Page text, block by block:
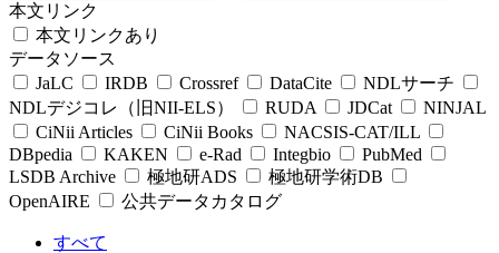
本文リンク
本文リンクあり
データソース
JaLC
IRDB Crossref DataCite
NDLサーチ
NDLデジコレ（旧NII-ELS）
RUDA JDCat
NINJAL
CiNii Articles
CiNii Books
NACSIS-CAT/ILL
DBpedia
KAKEN e-Rad Integbio
PubMed
LSDB Archive
極地研ADS
極地研学術DB
OpenAIRE
公共データカタログ
すべて